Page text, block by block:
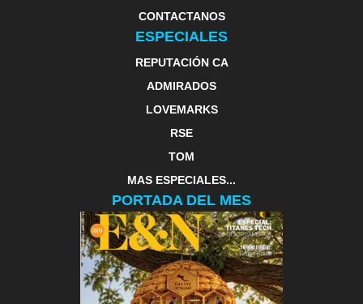
CONTACTANOS
ESPECIALES
REPUTACIÓN CA
ADMIRADOS
LOVEMARKS
RSE
TOM
MAS ESPECIALES...
PORTADA DEL MES